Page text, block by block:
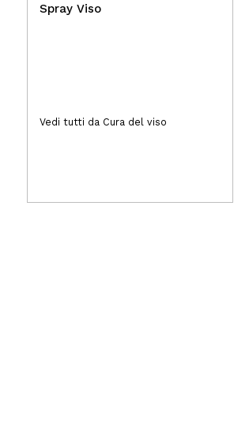
(1)
Spray Viso
Vedi tutti da Cura del viso